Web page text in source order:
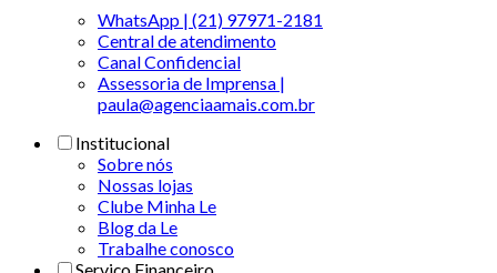
WhatsApp | (21) 97971-2181
Central de atendimento
Canal Confidencial
Assessoria de Imprensa |
paula@agenciaamais.com.br
Institucional
Sobre nós
Nossas lojas
Clube Minha Le
Blog da Le
Trabalhe conosco